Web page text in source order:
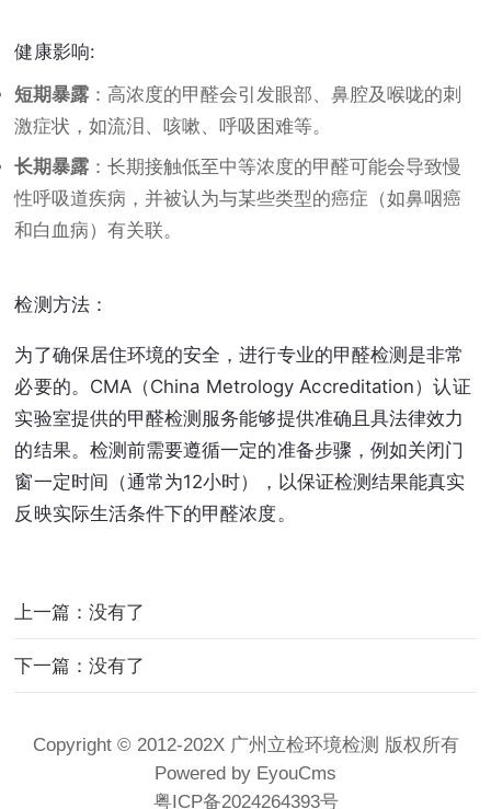
健康影响:
短期暴露 ：高浓度的甲醛会引发眼部、鼻腔及喉咙的刺
激症状，如流泪、咳嗽、呼吸困难等。
长期暴露 ：长期接触低至中等浓度的甲醛可能会导致慢
性呼吸道疾病，并被认为与某些类型的癌症（如鼻咽癌
和白血病）有关联。
检测方法：
为了确保居住环境的安全，进行专业的甲醛检测是非常
必要的。CMA（China Metrology Accreditation）认证
实验室提供的甲醛检测服务能够提供准确且具法律效力
的结果。检测前需要遵循一定的准备步骤，例如关闭门
窗一定时间（通常为12小时），以保证检测结果能真实
反映实际生活条件下的甲醛浓度。
上一篇：没有了
下一篇：没有了
Copyright © 2012-202X 广州立检环境检测 版权所有
Powered by EyouCms
粤ICP备2024264393号